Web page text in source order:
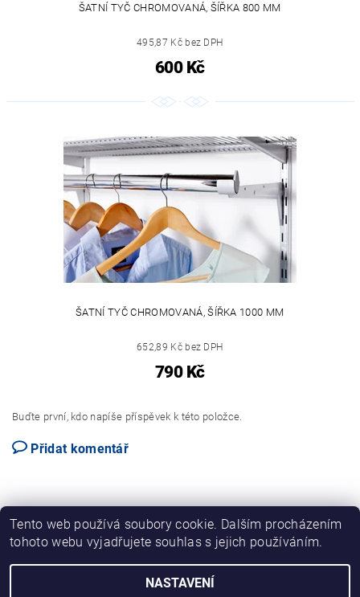
ŠATNÍ TYČ CHROMOVANÁ, ŠÍŘKA 800 MM
495,87 Kč bez DPH
600 Kč
ŠATNÍ TYČ CHROMOVANÁ, ŠÍŘKA 1000 MM
652,89 Kč bez DPH
790 Kč
Buďte první, kdo napíše příspěvek k této položce.
Přidat komentář
Tento web používá soubory cookie. Dalším procházením
tohoto webu vyjadřujete souhlas s jejich používáním.
NASTAVENÍ